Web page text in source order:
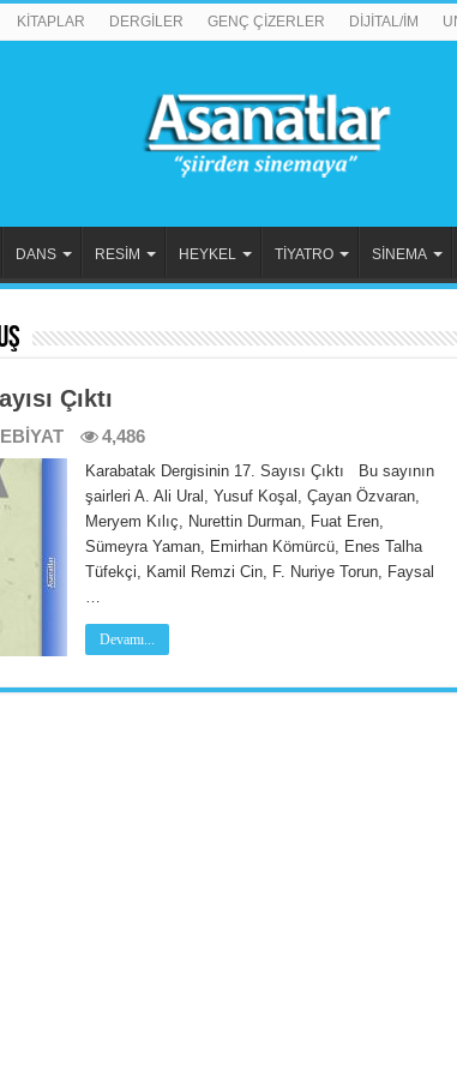
KİTAPLAR DERGİLER GENÇ ÇİZERLER DİJİTAL/İM
DANS RESİM HEYKEL TİYATRO SİNEMA
Çıktı
4,486
Karabatak Dergisinin 17. Sayısı Çıktı Bu sayının
şairleri A. Ali Ural, Yusuf Koşal, Çayan Özvaran,
Meryem Kılıç, Nurettin Durman, Fuat Eren,
Sümeyra Yaman, Emirhan Kömürcü, Enes Talha
Tüfekçi, Kamil Remzi Cin, F. Nuriye Torun, Faysal
…
Devamı...